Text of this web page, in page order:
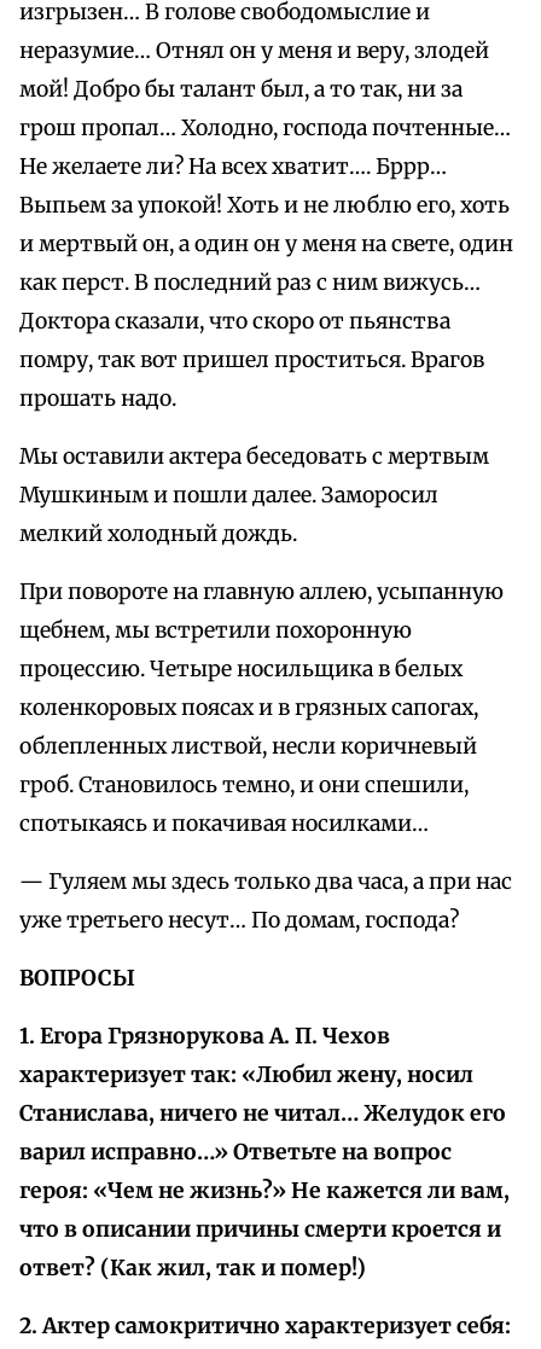
изгрызен… В голове свободомыслие и
неразумие… Отнял он у меня и веру, злодей
мой! Добро бы талант был, а то так, ни за
грош пропал… Холодно, господа почтенные…
Не желаете ли? На всех хватит…. Бррр…
Выпьем за упокой! Хоть и не люблю его, хоть
и мертвый он, а один он у меня на свете, один
как перст. В последний раз с ним вижусь…
Доктора сказали, что скоро от пьянства
помру, так вот пришел проститься. Врагов
прошать надо.
Мы оставили актера беседовать с мертвым
Мушкиным и пошли далее. Заморосил
мелкий холодный дождь.
При повороте на главную аллею, усыпанную
щебнем, мы встретили похоронную
процессию. Четыре носильщика в белых
коленкоровых поясах и в грязных сапогах,
облепленных листвой, несли коричневый
гроб. Становилось темно, и они спешили,
спотыкаясь и покачивая носилками…
— Гуляем мы здесь только два часа, а при нас
уже третьего несут… По домам, господа?
ВОПРОСЫ
1. Егора Грязнорукова А. П. Чехов
характеризует так: «Любил жену, носил
Станислава, ничего не читал… Желудок его
варил исправно…» Ответьте на вопрос
героя: «Чем не жизнь?» Не кажется ли вам,
что в описании причины смерти кроется и
ответ? (Как жил, так и помер!)
2. Актер самокритично характеризует себя: